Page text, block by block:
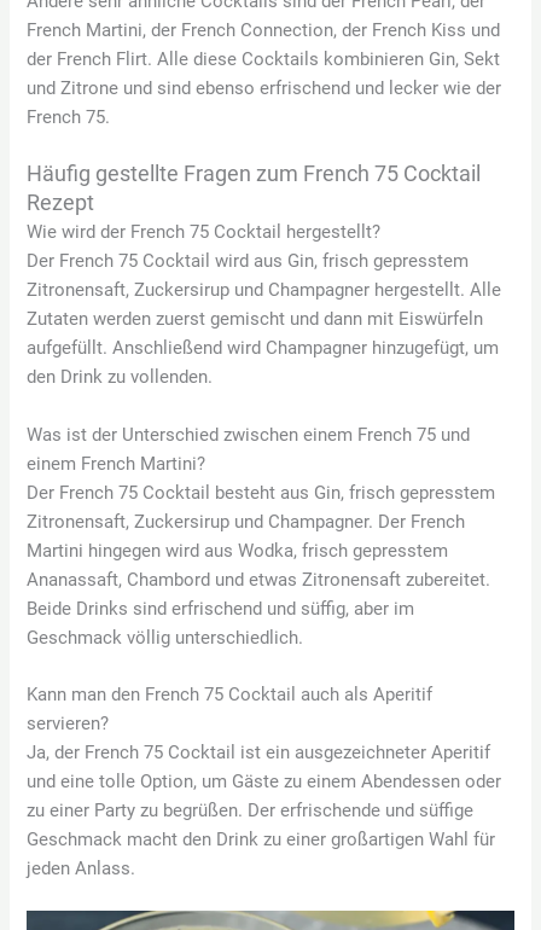
French Martini, der French Connection, der French Kiss und
der French Flirt. Alle diese Cocktails kombinieren Gin, Sekt
und Zitrone und sind ebenso erfrischend und lecker wie der
French 75.
Häufig gestellte Fragen zum French 75 Cocktail
Rezept
Wie wird der French 75 Cocktail hergestellt?
Der French 75 Cocktail wird aus Gin, frisch gepresstem
Zitronensaft, Zuckersirup und Champagner hergestellt. Alle
Zutaten werden zuerst gemischt und dann mit Eiswürfeln
aufgefüllt. Anschließend wird Champagner hinzugefügt, um
den Drink zu vollenden.
Was ist der Unterschied zwischen einem French 75 und
einem French Martini?
Der French 75 Cocktail besteht aus Gin, frisch gepresstem
Zitronensaft, Zuckersirup und Champagner. Der French
Martini hingegen wird aus Wodka, frisch gepresstem
Ananassaft, Chambord und etwas Zitronensaft zubereitet.
Beide Drinks sind erfrischend und süffig, aber im
Geschmack völlig unterschiedlich.
Kann man den French 75 Cocktail auch als Aperitif
servieren?
Ja, der French 75 Cocktail ist ein ausgezeichneter Aperitif
und eine tolle Option, um Gäste zu einem Abendessen oder
zu einer Party zu begrüßen. Der erfrischende und süffige
Geschmack macht den Drink zu einer großartigen Wahl für
jeden Anlass.